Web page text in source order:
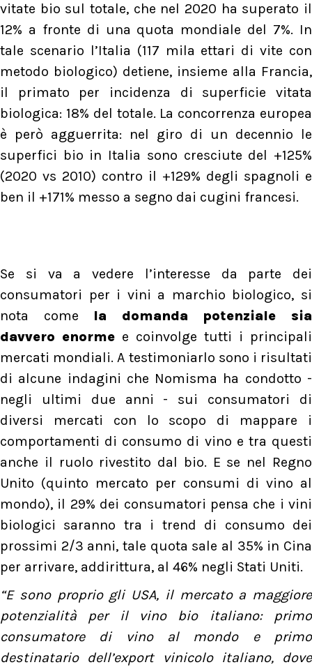
vitate bio sul totale, che nel 2020 ha superato il
12% a fronte di una quota mondiale del 7%. In
tale scenario l’Italia (117 mila ettari di vite con
metodo biologico) detiene, insieme alla Francia,
il primato per incidenza di superficie vitata
biologica: 18% del totale. La concorrenza europea
è però agguerrita: nel giro di un decennio le
superfici bio in Italia sono cresciute del +125%
(2020 vs 2010) contro il +129% degli spagnoli e
ben il +171% messo a segno dai cugini francesi.
Se si va a vedere l’interesse da parte dei
consumatori per i vini a marchio biologico, si
nota come la domanda potenziale sia
davvero enorme e coinvolge tutti i principali
mercati mondiali. A testimoniarlo sono i risultati
di alcune indagini che Nomisma ha condotto -
negli ultimi due anni - sui consumatori di
diversi mercati con lo scopo di mappare i
comportamenti di consumo di vino e tra questi
anche il ruolo rivestito dal bio. E se nel Regno
Unito (quinto mercato per consumi di vino al
mondo), il 29% dei consumatori pensa che i vini
biologici saranno tra i trend di consumo dei
prossimi 2/3 anni, tale quota sale al 35% in Cina
per arrivare, addirittura, al 46% negli Stati Uniti.
“E sono proprio gli USA, il mercato a maggiore
potenzialità per il vino bio italiano: primo
consumatore di vino al mondo e primo
destinatario dell’export vinicolo italiano, dove